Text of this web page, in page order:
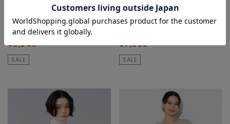
スカート
¥23,100 60% OFF
¥9,240
SALE
Liesse
スカート
¥7,590
SALE